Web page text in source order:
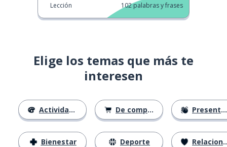
Lección 102palabras y frases
Elige los temas que más te
interesen
Actividades
Bienestar
De compras
Deporte
Presentación
Relaciones